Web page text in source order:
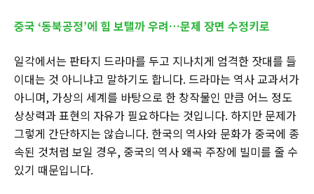
중국 ‘동북공정’에 힘 보탤까 우려…문제 장면 수정키로
일각에서는 판타지 드라마를 두고 지나치게 엄격한 잣대를 들
이대는 것 아니냐고 말하기도 합니다. 드라마는 역사 교과서가
아니며, 가상의 세계를 바탕으로 한 창작물인 만큼 어느 정도
상상력과 표현의 자유가 필요하다는 것입니다. 하지만 문제가
그렇게 간단하지는 않습니다. 한국의 역사와 문화가 중국에 종
속된 것처럼 보일 경우, 중국의 역사 왜곡 주장에 빌미를 줄 수
있기 때문입니다.